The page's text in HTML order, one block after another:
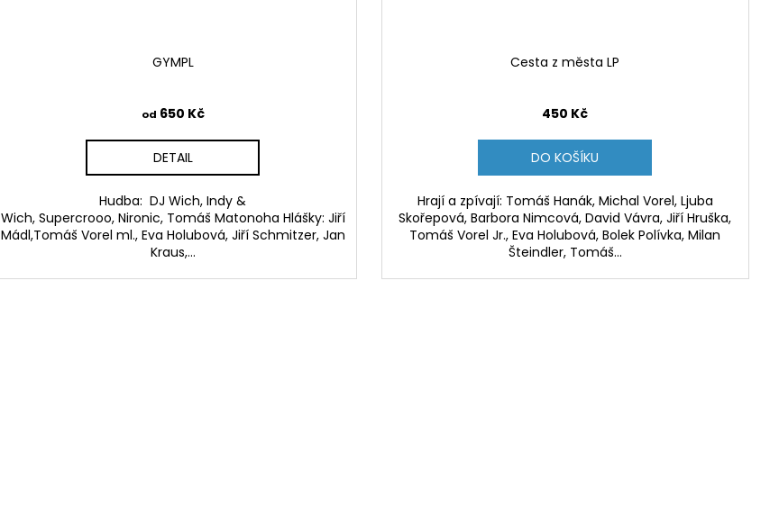
GYMPL
od 650 Kč
DETAIL
Hudba: DJ Wich, Indy &
Wich, Supercrooo, Nironic, Tomáš Matonoha Hlášky: Jiří
Mádl,Tomáš Vorel ml., Eva Holubová, Jiří Schmitzer, Jan
Kraus,...
Cesta z města LP
450 Kč
DO KOŠÍKU
Hrají a zpívají: Tomáš Hanák, Michal Vorel, Ljuba
Skořepová, Barbora Nimcová, David Vávra, Jiří Hruška,
Tomáš Vorel Jr., Eva Holubová, Bolek Polívka, Milan
Šteindler, Tomáš...